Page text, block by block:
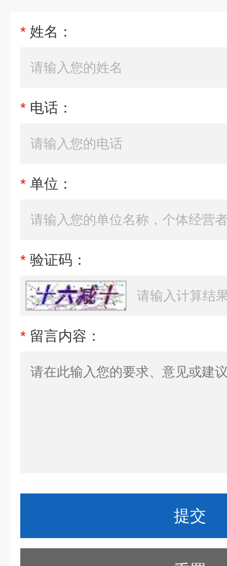
* 姓名：
* 电话：
* 单位：
* 验证码：
* 留言内容：